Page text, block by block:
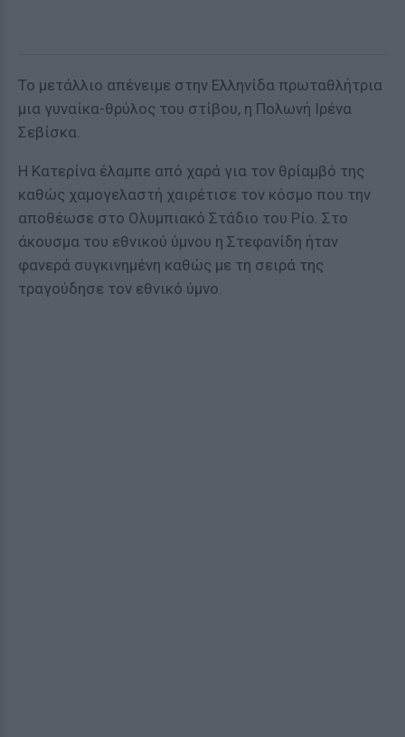
Το μετάλλιο απένειμε στην Ελληνίδα πρωταθλήτρια
μια γυναίκα-θρύλος του στίβου, η Πολωνή Ιρένα
Σεβίσκα.
Η Κατερίνα έλαμπε από χαρά για τον θρίαμβό της
καθώς χαμογελαστή χαιρέτισε τον κόσμο που την
αποθέωσε στο Ολυμπιακό Στάδιο του Ρίο. Στο
άκουσμα του εθνικού ύμνου η Στεφανίδη ήταν
φανερά συγκινημένη καθώς με τη σειρά της
τραγούδησε τον εθνικό ύμνο.